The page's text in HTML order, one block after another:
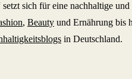
sich für eine nachhaltige
, Beauty und Ernährung bis
in Deutschland.